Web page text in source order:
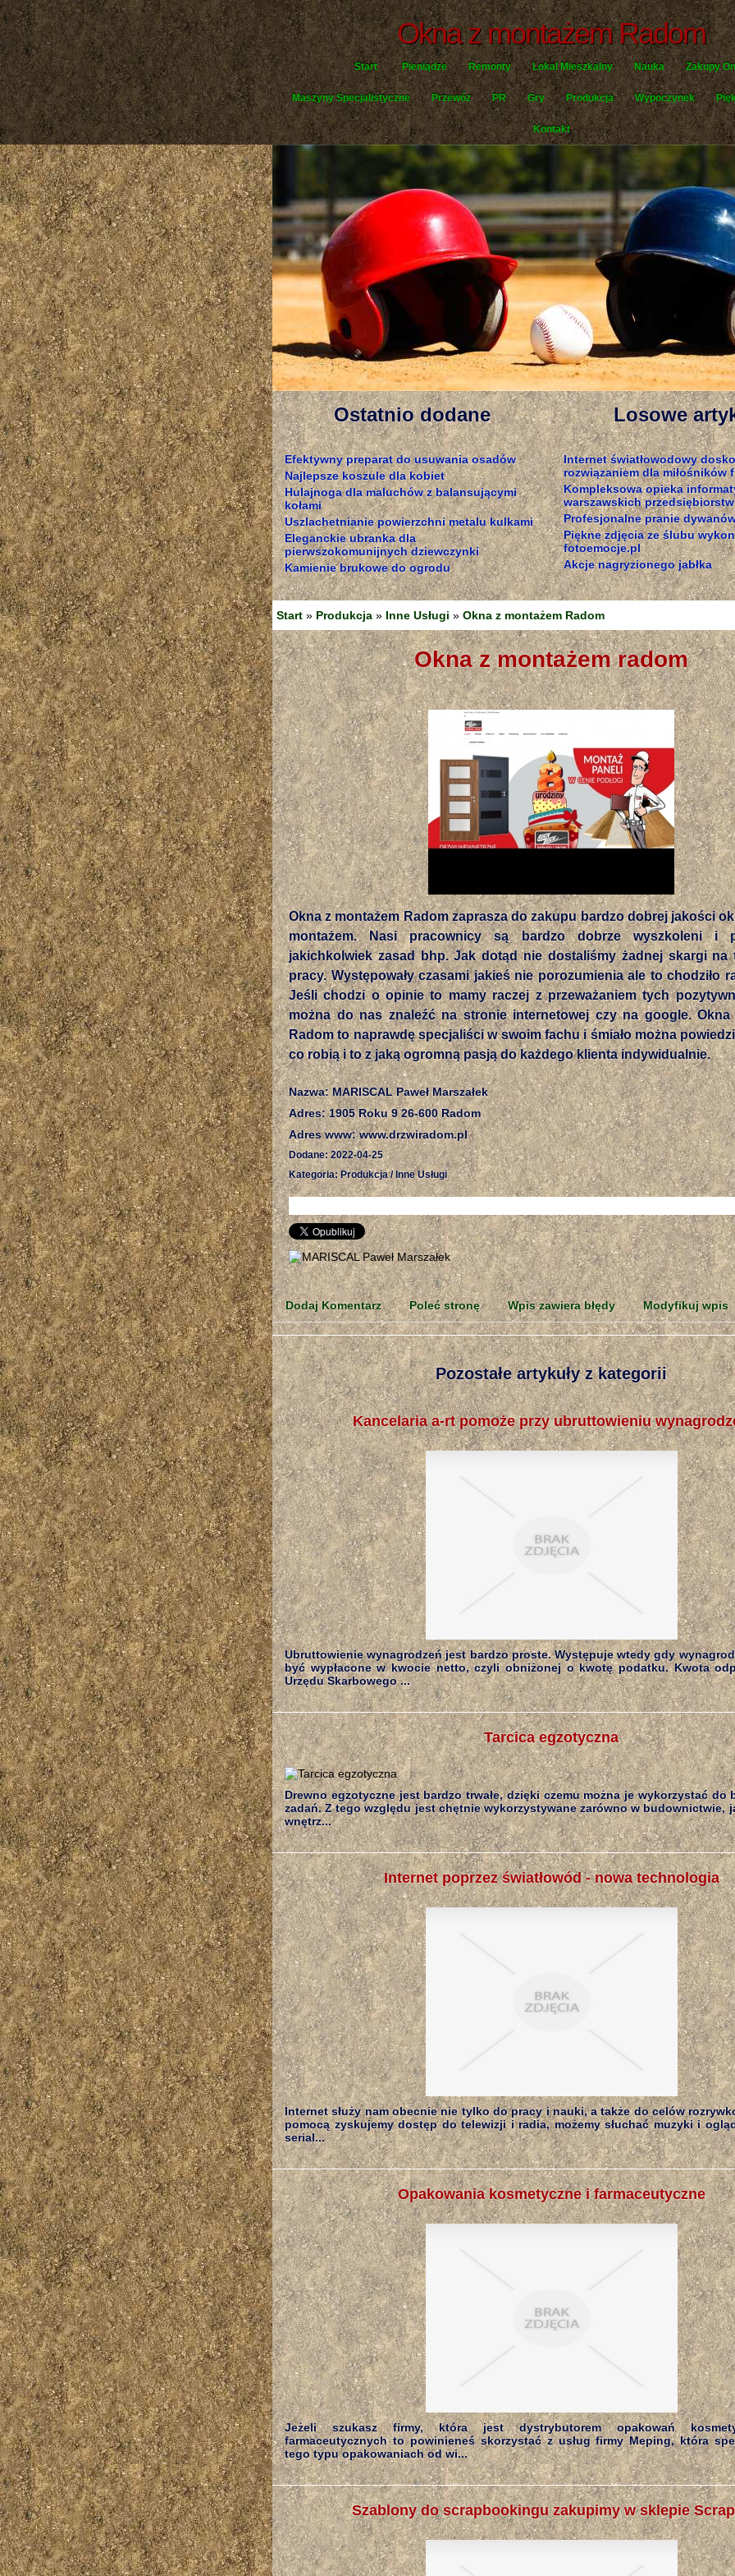
Okna z montażem Radom
Start Pieniądze Remonty Lokal Mieszkalny Nauka Zakupy
Maszyny Specjalistyczne Przewóz PR Gry Produkcja Wypoczynek
Kontakt
Ostatnio dodane
Efektywny preparat do usuwania osadów
Najlepsze koszule dla kobiet
Hulajnoga dla maluchów z balansującymi
kołami
Uszlachetnianie powierzchni metalu kulkami
Eleganckie ubranka dla
pierwszokomunijnych dziewczynki
Kamienie brukowe do ogrodu
Losowe
Internet światłowodowy
rozwiązaniem dla miłośników
Kompleksowa opieka
warszawskich przedsiębiorstw
Profesjonalne pranie
Piękne zdjęcia ze ślubu
fotoemocje.pl
Akcje nagryzionego jabłka
Start » Produkcja » Inne Usługi » Okna z montażem Radom
okna z montażem radom
Okna z montażem Radom zaprasza do zakupu bardzo dobrej jakości
montażem. Nasi pracownicy są bardzo dobrze wyszkoleni i
jakichkolwiek zasad bhp. Jak dotąd nie dostaliśmy żadnej skargi na
pracy. Występowały czasami jakieś nie porozumienia ale to chodziło
Jeśli chodzi o opinie to mamy raczej z przeważaniem tych
można do nas znaleźć na stronie internetowej czy na google. Okna
Radom to naprawdę specjaliści w swoim fachu i śmiało można
co robią i to z jaką ogromną pasją do każdego klienta indywidualnie.
Nazwa: MARISCAL Paweł Marszałek
Adres: 1905 Roku 9 26-600 Radom
Adres www: www.drzwiradom.pl
Dodane: 2022-04-25
Kategoria: Produkcja / Inne Usługi
Dodaj Komentarz Poleć stronę Wpis zawiera błędy Modyfikuj wpis
Pozostałe artykuły z kategorii
Kancelaria a-rt pomoże przy ubruttowieniu
Ubruttowienie wynagrodzeń jest bardzo proste. Występuje wtedy gdy
być wypłacone w kwocie netto, czyli obniżonej o kwotę podatku. Kwota
Urzędu Skarbowego ...
Tarcica egzotyczna
Drewno egzotyczne jest bardzo trwałe, dzięki czemu można je wykorzystać do
zadań. Z tego względu jest chętnie wykorzystywane zarówno w budownictwie,
wnętrz...
Internet poprzez światłowód - nowa technologia
Internet służy nam obecnie nie tylko do pracy i nauki, a także do celów
pomocą zyskujemy dostęp do telewizji i radia, możemy słuchać muzyki i
serial...
Opakowania kosmetyczne i farmaceutyczne
Jeżeli szukasz firmy, która jest dystrybutorem opakowań
farmaceutycznych to powinieneś skorzystać z usług firmy Meping, która
tego typu opakowaniach od wi...
Szablony do scrapbookingu zakupimy w sklepie